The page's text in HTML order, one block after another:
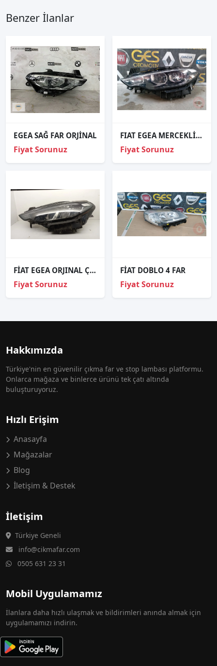
Benzer İlanlar
EGEA SAĞ FAR ORJİNAL
Fiyat Sorunuz
FIAT EGEA MERCEKLİ SOL FAR ORJİNAL ÇIKMA PARÇA
Fiyat Sorunuz
FİAT EGEA ORJINAL ÇIKMA SOL FAR 2
Fiyat Sorunuz
FİAT DOBLO 4 FAR
Fiyat Sorunuz
Hakkımızda
Türkiye'nin en güvenilir çıkma far ve stop lambası platformu.
Onlarca mağaza ve binlerce ürünü tek çatı altında
buluşturuyoruz.
Hızlı Erişim
Anasayfa
Mağazalar
Blog
İletişim & Destek
İletişim
Türkiye Geneli
info@cikmafar.com
0505 631 23 31
Mobil Uygulamamız
İlanlara daha hızlı ulaşmak ve bildirimleri anında almak için
uygulamamızı indirin.